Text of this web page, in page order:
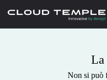
La
Non si può